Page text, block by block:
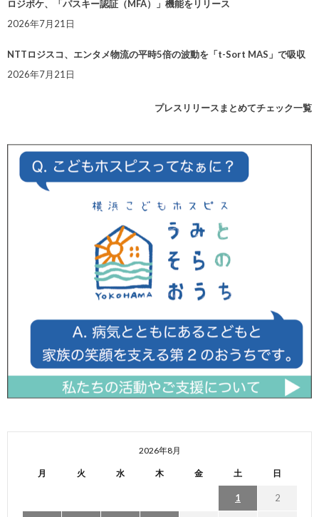
ロジポケ、「パスキー認証（MFA）」機能をリリース
2026年7月21日
NTTロジスコ、エンタメ物流の平時5倍の波動を「t-Sort MAS」で吸収
2026年7月21日
プレスリリースまとめてチェック一覧
2026年8月
月 火 水 木 金 土 日
1 2